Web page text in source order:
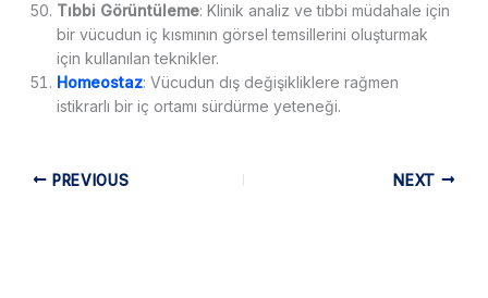
Tıbbi Görüntüleme: Klinik analiz ve tıbbi müdahale için
bir vücudun iç kısmının görsel temsillerini oluşturmak
için kullanılan teknikler.
Homeostaz: Vücudun dış değişikliklere rağmen
istikrarlı bir iç ortamı sürdürme yeteneği.
PREVIOUS NEXT